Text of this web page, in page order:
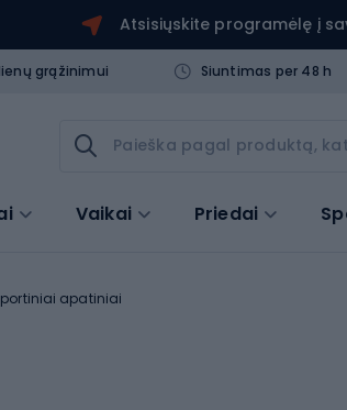
Atsisiųskite programėlę į
grąžinimui Siuntimas per 48 h
Vaikai Priedai
apatiniai